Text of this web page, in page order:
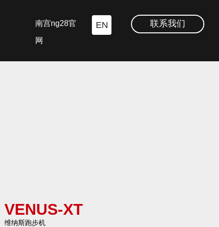
南宫ng28官
网
EN 联系我们
VENUS-XT
维纳斯跑步机